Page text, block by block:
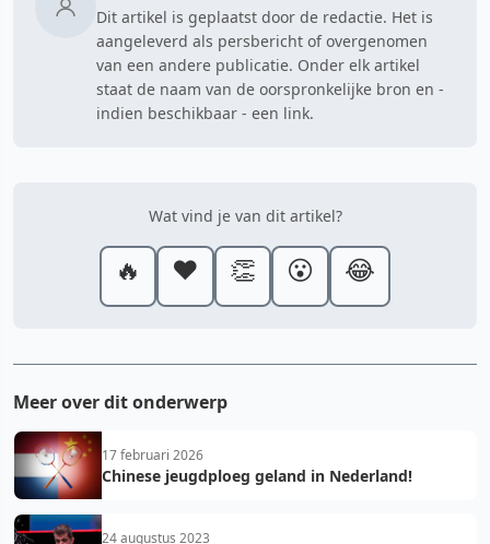
Dit artikel is geplaatst door de redactie. Het is
aangeleverd als persbericht of overgenomen
van een andere publicatie. Onder elk artikel
staat de naam van de oorspronkelijke bron en -
indien beschikbaar - een link.
Wat vind je van dit artikel?
🔥 ❤️ 👏 😮 😂
Meer over dit onderwerp
17 februari 2026
Chinese jeugdploeg geland in Nederland!
24 augustus 2023